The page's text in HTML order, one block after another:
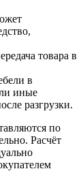
товара в
в
иные
разгрузки.
по
Расчёт